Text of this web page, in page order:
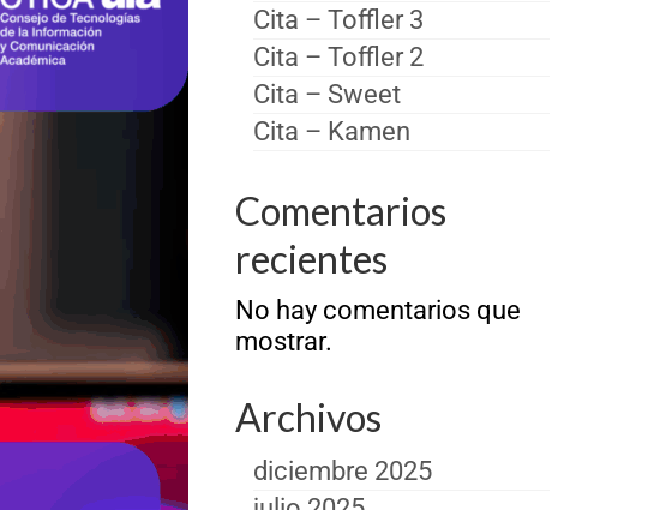
Cita – Toffler 3
Cita – Toffler 2
Cita – Sweet
Cita – Kamen
Comentarios
recientes
No hay comentarios que
mostrar.
Archivos
diciembre 2025